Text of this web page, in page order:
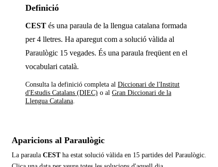
Definició
CEST és una paraula de la llengua catalana formada
per 4 lletres. Ha aparegut com a solució vàlida al
Paraulògic 15 vegades. És una paraula freqüent en el
vocabulari català.
Consulta la definició completa al Diccionari de l'Institut
d'Estudis Catalans (DIEC) o al Gran Diccionari de la
Llengua Catalana
Aparicions al Paraulògic
La paraula CESTha estat solució vàlida en 15 partides del Paraulògic.